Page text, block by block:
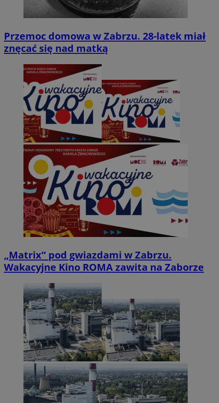
Przemoc domowa w Zabrzu. 28-latek miał
znęcać się nad matką
„Matrix” pod gwiazdami w Zabrzu.
Wakacyjne Kino ROMA zawita na Zaborze